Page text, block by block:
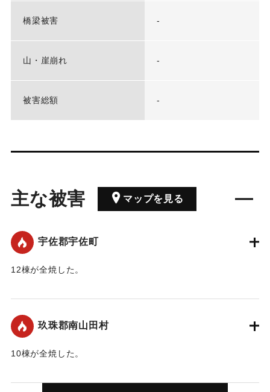
橋梁被害 -
山・崖崩れ -
被害総額 -
主な被害 マップを見る
宇佐郡宇佐町
12棟が全焼した。
｜固有コード:00450003
玖珠郡南山田村
10棟が全焼した。
｜固有コード:00450001